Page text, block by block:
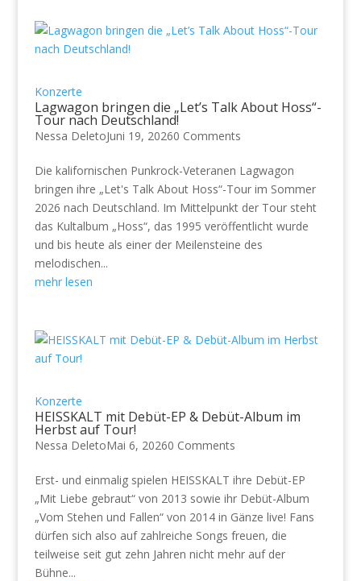
Konzerte
Lagwagon bringen die „Let’s Talk About Hoss“-
Tour nach Deutschland!
Nessa DeletoJuni 19, 20260 Comments
Die kalifornischen Punkrock-Veteranen Lagwagon
bringen ihre „Let's Talk About Hoss“-Tour im Sommer
2026 nach Deutschland. Im Mittelpunkt der Tour steht
das Kultalbum „Hoss“, das 1995 veröffentlicht wurde
und bis heute als einer der Meilensteine des
melodischen...
mehr lesen
Konzerte
HEISSKALT mit Debüt-EP & Debüt-Album im
Herbst auf Tour!
Nessa DeletoMai 6, 20260 Comments
Erst- und einmalig spielen HEISSKALT ihre Debüt-EP
„Mit Liebe gebraut“ von 2013 sowie ihr Debüt-Album
„Vom Stehen und Fallen“ von 2014 in Gänze live! Fans
dürfen sich also auf zahlreiche Songs freuen, die
teilweise seit gut zehn Jahren nicht mehr auf der
Bühne...